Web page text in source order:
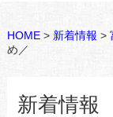
HOME> 新着情報 >
め／
新着情報